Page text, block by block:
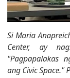
Si Maria
Center, ay
"Pagpapalakas
ang Civic Space."